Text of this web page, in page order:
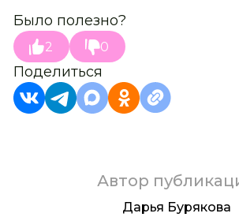
Было полезно?
2 0
Поделиться
Автор
Дарья Бурякова